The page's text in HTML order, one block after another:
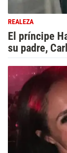
REALEZA
El príncipe
su padre,